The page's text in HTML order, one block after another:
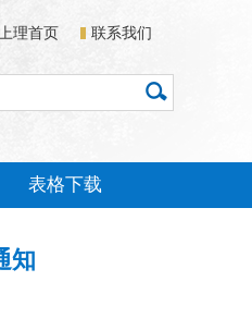
上理首页 联系我们
表格下载
知